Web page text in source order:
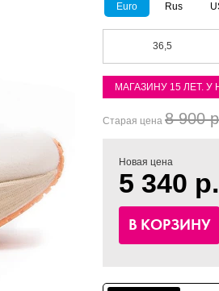
Euro Rus
36,5
МАГАЗИНУ 15 ЛЕТ. У
Старая цена 8 900
Новая цена
5 340 р.
В КОРЗИНУ